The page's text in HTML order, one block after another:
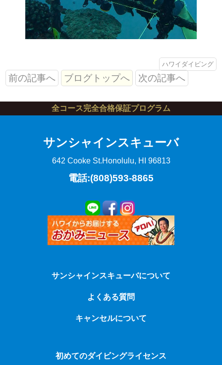
ハワイダイビング
前の記事へ ブログトップへ 次の記事へ
全コース完全合格保証プログラム
サンシャインスキューバ
642 Cooke St.Honolulu, HI 96813
電話:(808)593-8865
サンシャインスキューバについて
よくある質問
キャンセルについて
初めてのダイビングライセンス